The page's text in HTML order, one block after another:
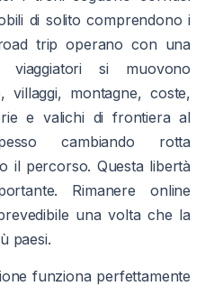
di solito comprendono i
trip operano con una
si muovono
villaggi, montagne, coste,
e valichi di frontiera al
cambiando rotta
il percorso. Questa libertà
Rimanere online
una volta che la
paesi.
funziona perfettamente